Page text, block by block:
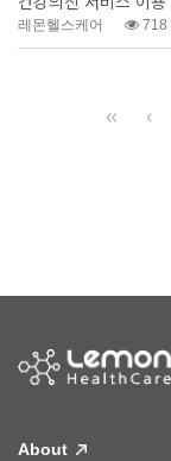
레몬헬스케어 718
About